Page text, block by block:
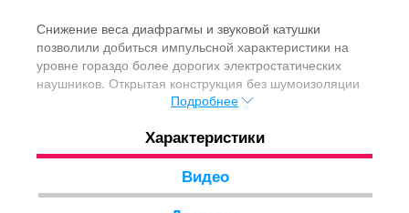
Снижение веса диафрагмы и звуковой катушки
позволили добиться импульсной характеристики на
уровне гораздо более дорогих электростатических
наушников. Открытая конструкция без шумоизоляции
обеспечивает великолепное объемное звучание и
поспорить ни одни закрытые наушники. DT 990 PRO
справляются с любым музыкальным материалом вне
зависимости от жанра, обладают отличной атакой,
естественным и сбалансированным звучанием в
Подробнее
Характеристики
Видео